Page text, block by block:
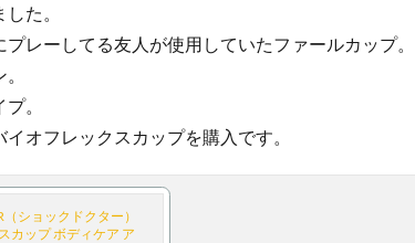
た。
レーしてる友人が使用していたファールカップ。
。
オフレックスカップを購入です。
ショックドクター）
カップ ボディケア ア